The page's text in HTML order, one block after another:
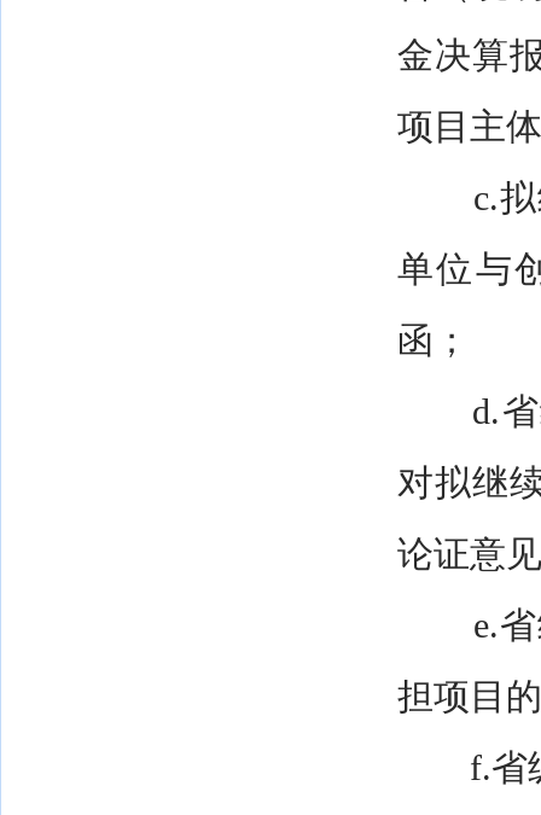
金决算
项目主
c.拟继
单位与
函；
d.省级
对拟继
论证意
e.省级
担项目
f.省级